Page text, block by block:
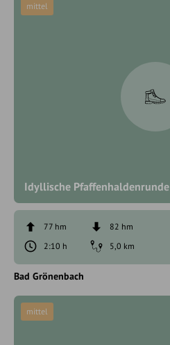
Idyllische Pfaffenhaldenrunde
mittel
77 hm
82 hm
2:10 h
5,0 km
Bad Grönenbach
mittel